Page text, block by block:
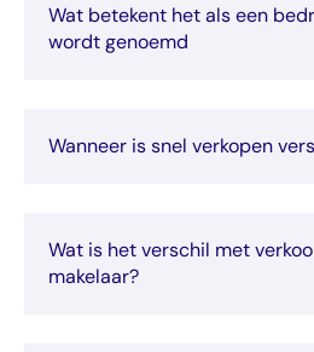
Wat betekent het als een
wordt genoemd
Wanneer is snel verkopen
Wat is het verschil met
makelaar?